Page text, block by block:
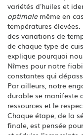
variétés d'huiles et
optimalemême en
températures
des variations de
de chaque type de
explique pourquoi
Nîmes pour notre
constantes qui
Par ailleurs, notre
durable se manifeste
ressources et le
Chaque étape, de la
finale, est pensée